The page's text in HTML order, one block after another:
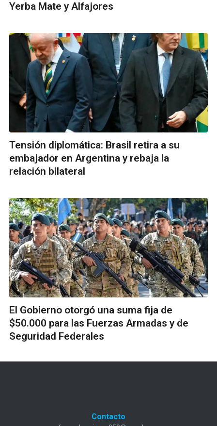
Yerba Mate y Alfajores
Tensión diplomática: Brasil retira a su
embajador en Argentina y rebaja la
relación bilateral
El Gobierno otorgó una suma fija de
$50.000 para las Fuerzas Armadas y de
Seguridad Federales
Contacto